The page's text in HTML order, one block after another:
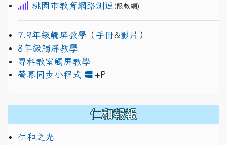
桃園市教育網路測速 (限教網)
7.9年級觸屏教學 （ 手冊&影片 ）
8年級觸屏教學
專科教室觸屏教學
螢幕同步小程式
+P
仁和報報
仁和之光